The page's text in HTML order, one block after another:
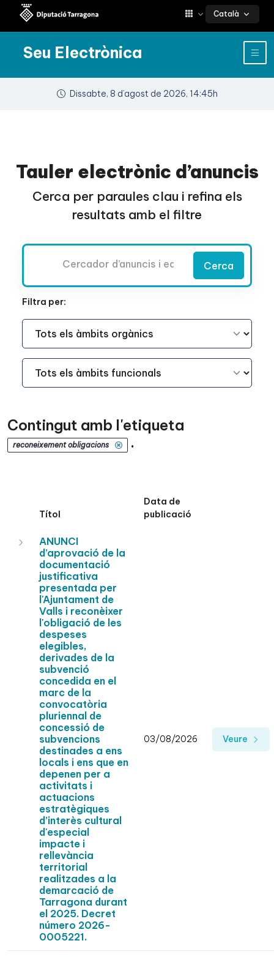
Català
Seu Electrònica
Dissabte, 8 d’agost de 2026, 14:45h
Tauler electrònic d’anuncis
Cerca per paraules clau i refina els
resultats amb el filtre
Cerca
Filtra per:
Àmbit Funcional
Àmbit Funcional
Contingut amb l'etiqueta
reconeixement obligacions .
Títol
Data de
publicació
ANUNCI
d’aprovació de la
documentació
justificativa
presentada per
l'Ajuntament de
Valls i reconèixer
l'obligació de les
despeses
elegibles,
derivades de la
subvenció
concedida en el
marc de la
convocatòria
pluriennal de
concessió de
subvencions
destinades a ens
locals i ens que en
depenen per a
activitats i
actuacions
estratègiques
d’interès cultural
d'especial
impacte i
rellevància
territorial
realitzades a la
demarcació de
Tarragona durant
el 2025. Decret
número 2026-
0005221.
03/08/2026 Veure